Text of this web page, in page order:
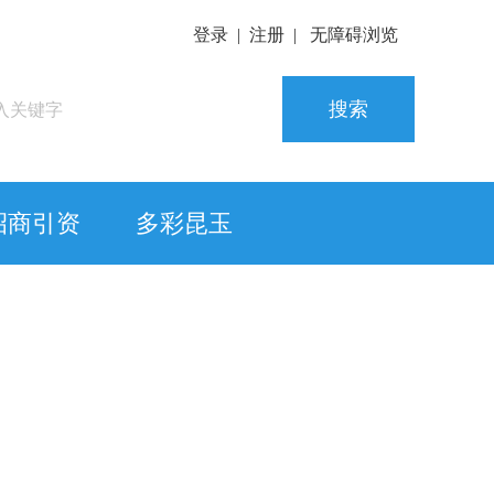
登录 | 注册 | 无障碍浏览
搜索
商引资 多彩昆玉